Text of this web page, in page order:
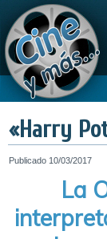
«Harry
Publicado 10/03/2017
La